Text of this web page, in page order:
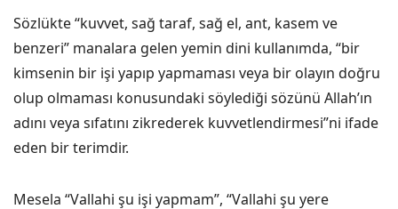
Sözlükte “kuvvet, sağ taraf, sağ el, ant, kasem ve
benzeri” manalara gelen yemin dini kullanımda, “bir
kimsenin bir işi yapıp yapmaması veya bir olayın doğru
olup olmaması konusundaki söylediği sözünü Allah’ın
adını veya sıfatını zikrederek kuvvetlendirmesi”ni ifade
eden bir terimdir.
Mesela “Vallahi şu işi yapmam”, “Vallahi şu yere